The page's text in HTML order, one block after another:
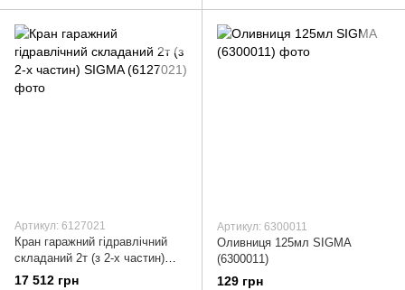
Артикул: 6127021
Кран гаражний гідравлічний
складаний 2т (з 2-х частин)
SIGMA (6127021)
17 512 грн
Артикул: 6300011
Оливниця 125мл SIGMA
(6300011)
129 грн